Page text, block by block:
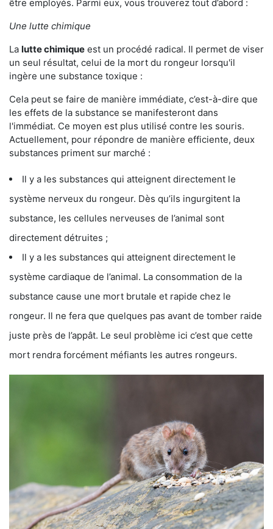
être employés. Parmi eux, vous trouverez tout d’abord :
Une lutte chimique
La lutte chimique est un procédé radical. Il permet de viser
un seul résultat, celui de la mort du rongeur lorsqu'il
ingère une substance toxique :
Cela peut se faire de manière immédiate, c’est-à-dire que
les effets de la substance se manifesteront dans
l'immédiat. Ce moyen est plus utilisé contre les souris.
Actuellement, pour répondre de manière efficiente, deux
substances priment sur marché :
Il y a les substances qui atteignent directement le
système nerveux du rongeur. Dès qu’ils ingurgitent la
substance, les cellules nerveuses de l’animal sont
directement détruites ;
Il y a les substances qui atteignent directement le
système cardiaque de l’animal. La consommation de la
substance cause une mort brutale et rapide chez le
rongeur. Il ne fera que quelques pas avant de tomber raide
juste près de l’appât. Le seul problème ici c’est que cette
mort rendra forcément méfiants les autres rongeurs.